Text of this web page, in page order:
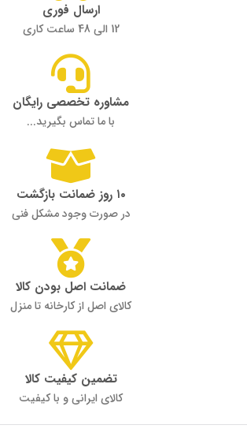
ارسال فوری
12 الی 48 ساعت کاری
مشاوره تخصصی رایگان
با ما تماس بگیرید...
۱۰ روز ضمانت بازگشت
در صورت وجود مشکل فنی
ضمانت اصل بودن کالا
کالای اصل از کارخانه تا منزل
تضمین کیفیت کالا
کالای ایرانی و با کیفیت